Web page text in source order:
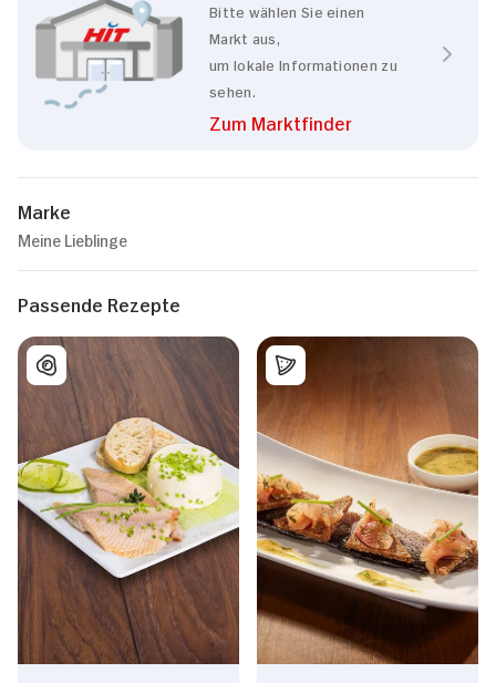
Bitte wählen Sie einen
Markt aus,
um lokale Informationen zu
sehen.
Zum Marktfinder
Marke
Meine Lieblinge
Passende Rezepte